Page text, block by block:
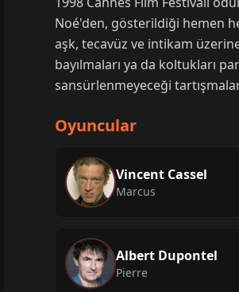
Noé'den, gösterildiği hemen
aşk, tecavüz ve intikam
bayılmaları ya da koltukları
sansürlenmeyeceği
Oyuncular
Vincent Cassel
Marcus
Albert Dupontel
Pierre